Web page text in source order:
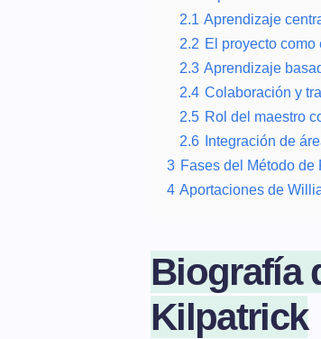
2.1 Aprendizaje
2.2 El proyecto
2.3 Aprendizaje
2.4 Colaboración y
2.5 Rol del maestro
2.6 Integración de
3 Fases del Método de
4 Aportaciones de
Biografía
Kilpatrick